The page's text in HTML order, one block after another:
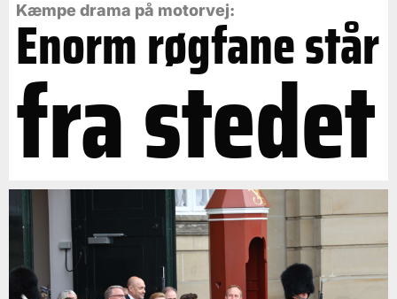
Kæmpe drama på motorvej:
Enorm røgfane står
fra stedet